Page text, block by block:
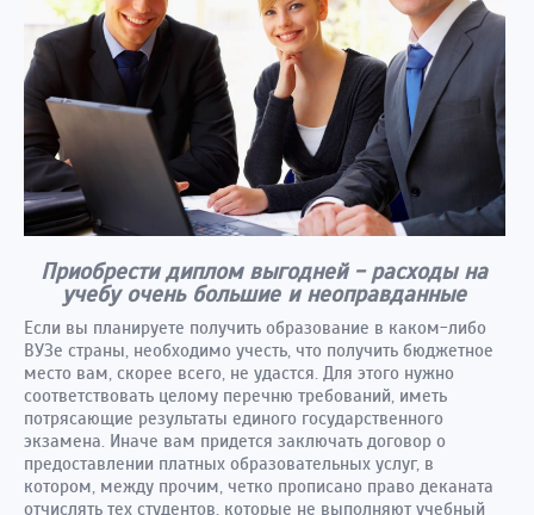
Приобрести диплом выгодней - расходы на
учебу очень большие и неоправданные
Если вы планируете получить образование в каком-либо
ВУЗе страны, необходимо учесть, что получить бюджетное
место вам, скорее всего, не удастся. Для этого нужно
соответствовать целому перечню требований, иметь
потрясающие результаты единого государственного
экзамена. Иначе вам придется заключать договор о
предоставлении платных образовательных услуг, в
котором, между прочим, четко прописано право деканата
отчислять тех студентов, которые не выполняют учебный